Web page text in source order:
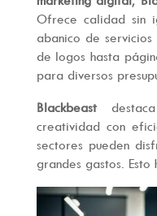
Ofrece calidad sin
abanico de
de logos hasta
para diversos
Blackbeast
creatividad con
sectores pueden
grandes gastos.